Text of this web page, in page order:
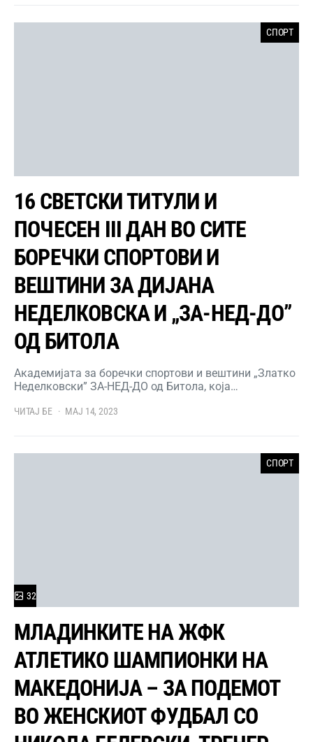
СПОРТ
16 СВЕТСКИ ТИТУЛИ И
ПОЧЕСЕН III ДАН ВО СИТЕ
БОРЕЧКИ СПОРТОВИ И
ВЕШТИНИ ЗА ДИЈАНА
НЕДЕЛКОВСКА И „ЗА-НЕД-ДО”
ОД БИТОЛА
Академијата за боречки спортови и вештини „Златко
Неделковски” ЗА-НЕД-ДО од Битола, која…
ЧИТАЈ БЕ МАЈ 14, 2023
СПОРТ
32
МЛАДИНКИТЕ НА ЖФК
АТЛЕТИКО ШАМПИОНКИ НА
МАКЕДОНИЈА – ЗА ПОДЕМОТ
ВО ЖЕНСКИОТ ФУДБАЛ СО